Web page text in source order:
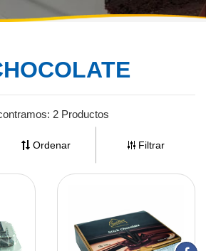
2 Productos
Ordenar Filtrar